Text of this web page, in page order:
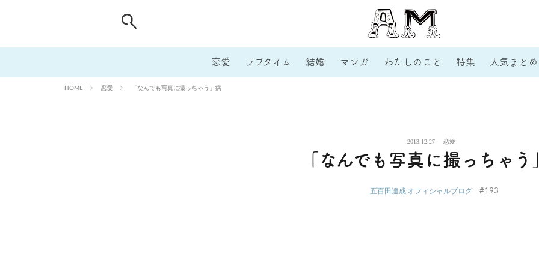
恋愛 ラブタイム 結婚 マンガ わたしのこと 特集 人気まとめ
HOME 恋愛 「なんでも写真に撮っちゃう」病
2013.12.27 恋愛
「なんでも写真に撮っちゃう
五百田達成 オフィシャルブログ #193